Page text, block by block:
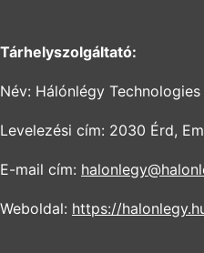
Tárhelyszolgáltató:
Név: Hálónlégy Technologies
Levelezési cím: 2030 Érd,
E-mail cím:
Weboldal: https://